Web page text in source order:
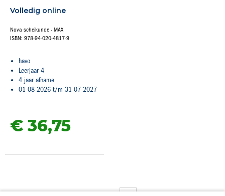
Volledig online
Nova scheikunde - MAX
ISBN: 978-94-020-4817-9
havo
Leerjaar 4
4 jaar afname
01-08-2026 t/m 31-07-2027
€ 36,75
Pagina